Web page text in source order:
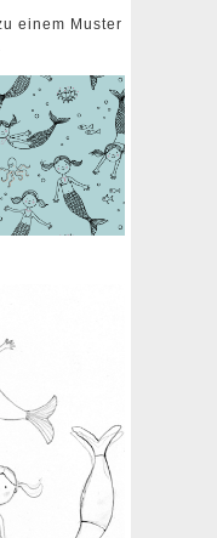
einem Muster